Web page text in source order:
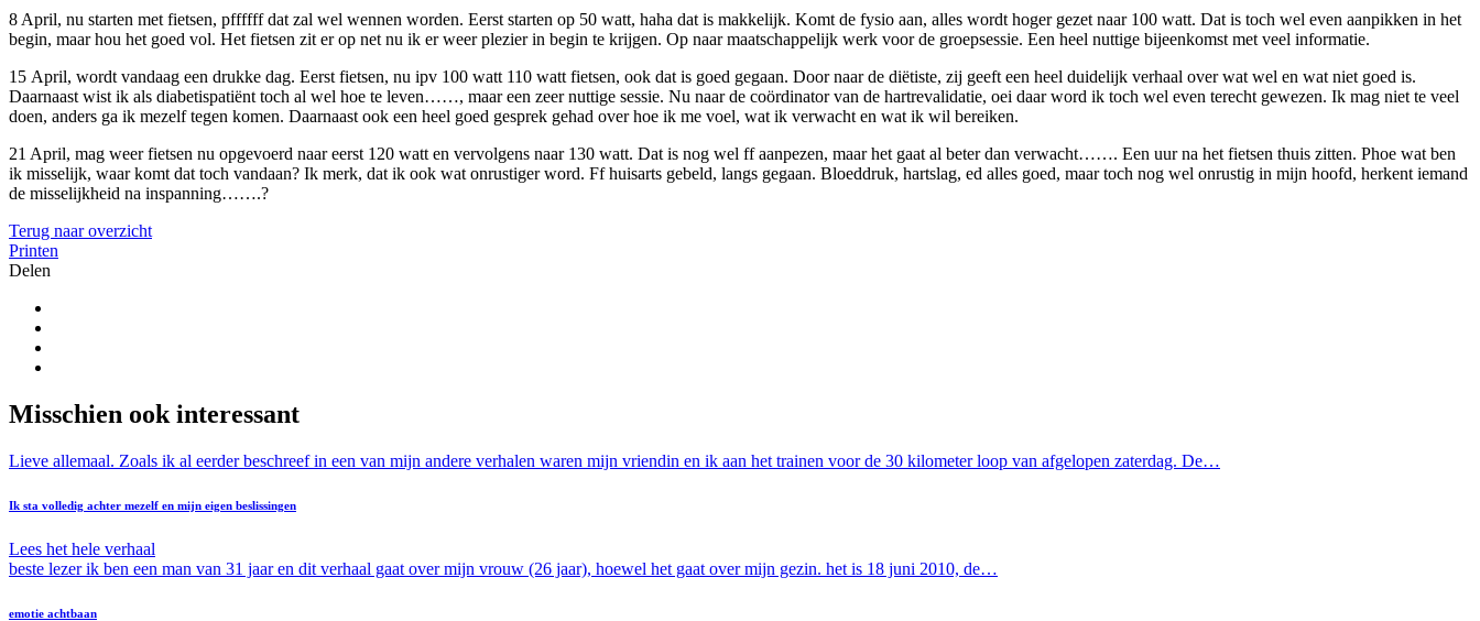
8 April, nu starten met fietsen, pffffff dat zal wel wennen worden. Eerst starten op 50 watt, haha dat is makkelijk. Komt de fysio aan, alles wordt hoger gezet naar 100 watt. Dat is toch wel even aanpikken in het
begin, maar hou het goed vol. Het fietsen zit er op net nu ik er weer plezier in begin te krijgen. Op naar maatschappelijk werk voor de groepsessie. Een heel nuttige bijeenkomst met veel informatie.
15 April, wordt vandaag een drukke dag. Eerst fietsen, nu ipv 100 watt 110 watt fietsen, ook dat is goed gegaan. Door naar de diëtiste, zij geeft een heel duidelijk verhaal over wat wel en wat niet goed is.
Daarnaast wist ik als diabetispatiënt toch al wel hoe te leven……, maar een zeer nuttige sessie. Nu naar de coördinator van de hartrevalidatie, oei daar word ik toch wel even terecht gewezen. Ik mag niet te veel
doen, anders ga ik mezelf tegen komen. Daarnaast ook een heel goed gesprek gehad over hoe ik me voel, wat ik verwacht en wat ik wil bereiken.
21 April, mag weer fietsen nu opgevoerd naar eerst 120 watt en vervolgens naar 130 watt. Dat is nog wel ff aanpezen, maar het gaat al beter dan verwacht……. Een uur na het fietsen thuis zitten. Phoe wat ben
ik misselijk, waar komt dat toch vandaan? Ik merk, dat ik ook wat onrustiger word. Ff huisarts gebeld, langs gegaan. Bloeddruk, hartslag, ed alles goed, maar toch nog wel onrustig in mijn hoofd, herkent iemand
de misselijkheid na inspanning…….?
Terug naar overzicht
Printen
Delen
Misschien ook interessant
Lieve allemaal. Zoals ik al eerder beschreef in een van mijn andere verhalen waren mijn vriendin en ik aan het trainen voor de 30 kilometer loop van afgelopen zaterdag. De…
Ik sta volledig achter mezelf en mijn eigen beslissingen
Lees het hele verhaal
beste lezer ik ben een man van 31 jaar en dit verhaal gaat over mijn vrouw (26 jaar), hoewel het gaat over mijn gezin. het is 18 juni 2010, de…
emotie achtbaan